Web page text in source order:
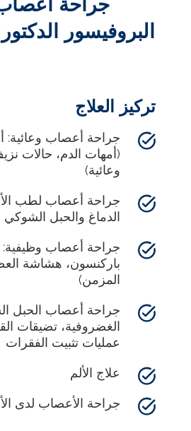
جراحة
البروفيسور
تركيز العلاج
جراحة أعصاب وعائية:
(أمهات الدم، حالات
وعائية)
جراحة أعصاب لطب
الدماغ والحبل الشوكي
جراحة أعصاب
باركنسون، هشاشة
المزمن)
جراحة أعصاب الحبل
الغضروفية، تضيقات
عمليات تثبيت الفقرات
علاج الألم
جراحة الأعصاب لدى